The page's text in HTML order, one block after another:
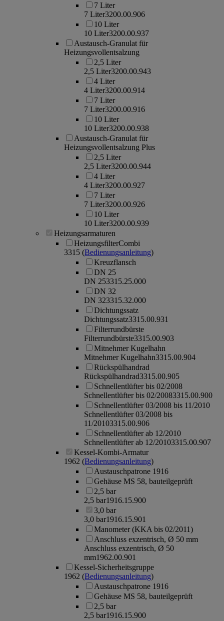
7 Liter
7 Liter3200.00.906
10 Liter
10 Liter3200.00.937
Austausch-Granulat für
Heizungsvollentsalzung
2,5 Liter
2,5 Liter3200.00.943
4 Liter
4 Liter3200.00.914
7 Liter
7 Liter3200.00.916
10 Liter
10 Liter3200.00.938
Austausch-Granulat für
Heizungsvollentsalzung Plus
2,5 Liter
2,5 Liter3200.00.944
4 Liter
4 Liter3200.00.927
7 Liter
7 Liter3200.00.926
10 Liter
10 Liter3200.00.939
Heizungsarmaturen
HeizungsfilterCombi
3315 (Bedienungsanleitung)
Kreuzflansch
DN 25
DN 253315.25.000
DN 32
DN 323315.32.000
Dichtungssatz
Dichtungssatz3315.00.931
Filterrundbürste
Filterrundbürste3315.00.903
Mitnehmer Kugelhahn
Mitnehmer Kugelhahn3315.00.904
Rückspülhandrad
Rückspülhandrad3315.00.905
Schnellentlüfter bis 02/2008
Schnellentlüfter bis 02/20083315.00.900
Schnellentlüfter 03/2008 bis 11/2010
Schnellentlüfter 03/2008 bis
11/20103315.00.906
Schnellentlüfter ab 12/2010
Schnellentlüfter ab 12/20103315.00.907
Kessel-Kombi-Armatur
1962 (Bedienungsanleitung)
Austauschpatrone 1916
Gehäuse MS 58, bauteilgeprüft
2,5 bar
2,5 bar1916.15.900
3,0 bar
3,0 bar1916.15.901
Manometer (KKA bis 02/2011)
Anschluss exzentrisch, Ø 50 mm
Anschluss exzentrisch, Ø 50
mm1962.00.901
Kessel-Sicherheitsgruppe
1962 (Bedienungsanleitung)
Austauschpatrone 1916
Gehäuse MS 58, bauteilgeprüft
2,5 bar
2,5 bar1916.15.900